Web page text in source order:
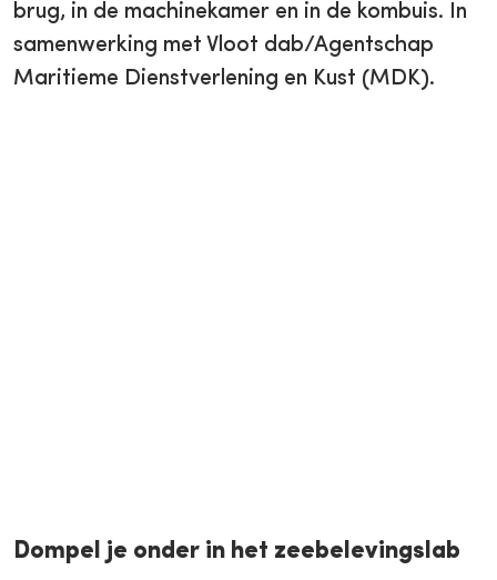
brug, in de machinekamer en in de kombuis. In
samenwerking met Vloot dab/Agentschap
Maritieme Dienstverlening en Kust (MDK).
Dompel je onder in het zeebelevingslab